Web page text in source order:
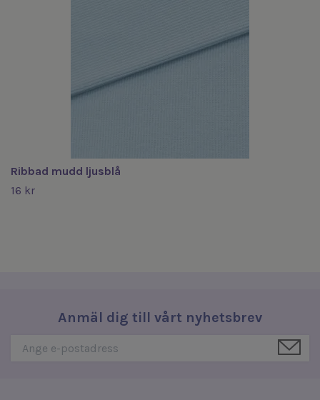
Ribbad mudd ljusblå
16 kr
Anmäl dig till vårt nyhetsbrev